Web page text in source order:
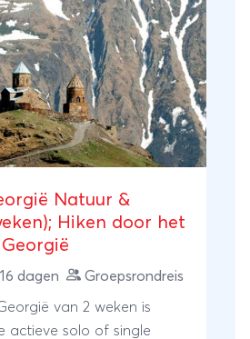
Natuur &
Hiken door het
16 dagen Groepsrondreis
van 2 weken is
actieve solo of single